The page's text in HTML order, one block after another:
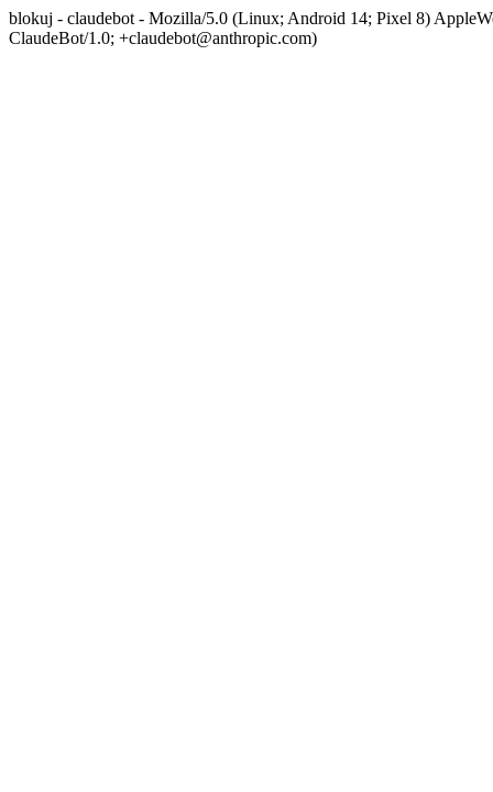
blokuj - claudebot - Mozilla/5.0 (Linux; Android 14; Pixel 8)
ClaudeBot/1.0; +claudebot@anthropic.com)